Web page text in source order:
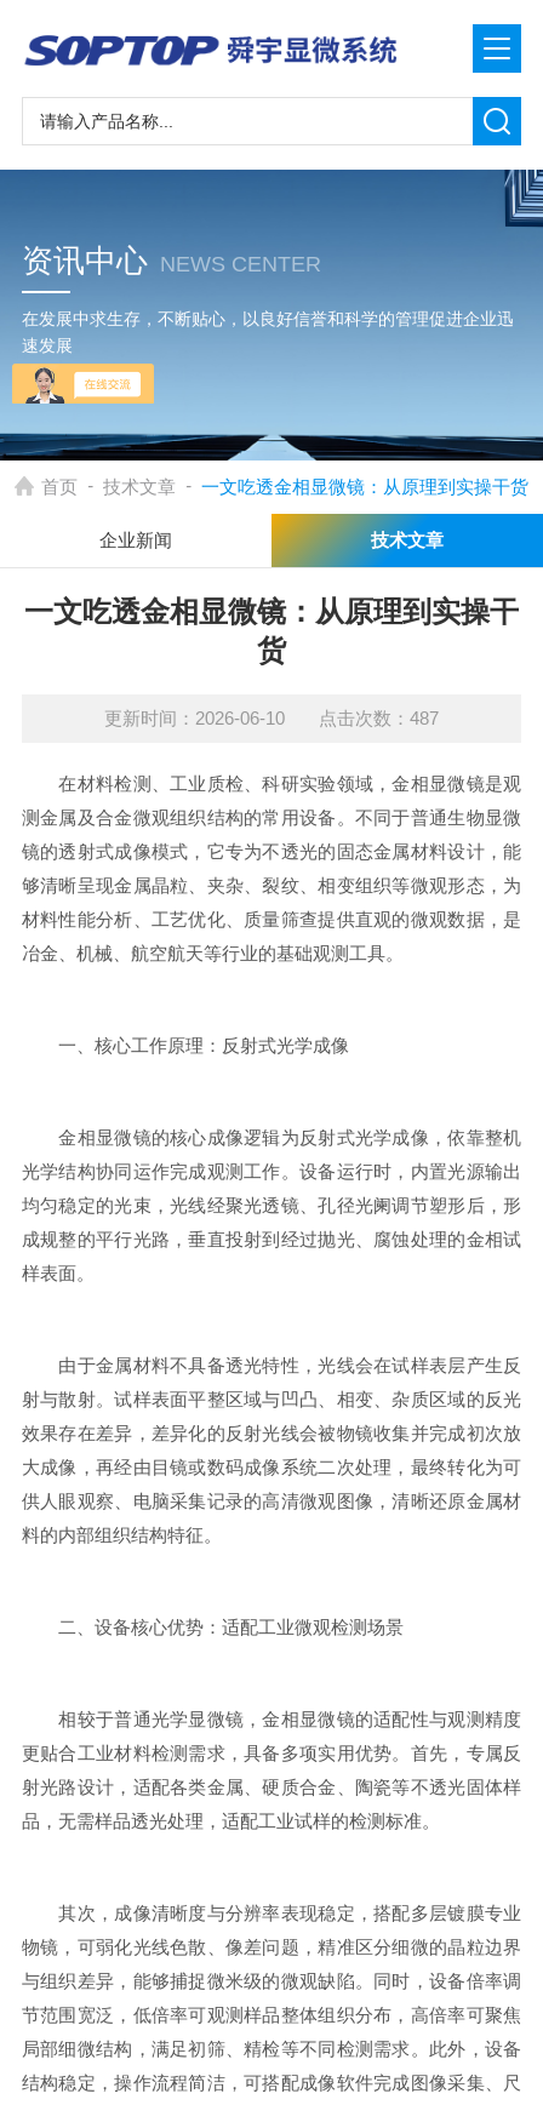
资讯中心 NEWS CENTER
在发展中求生存，不断贴心，以良好信誉和科学的管理促进企业迅
速发展
首页 - 技术文章 - 一文吃透金相显微镜：从原理到实操干货
企业新闻 技术文章
一文吃透金相显微镜：从原理到实操干
货
更新时间：2026-06-10 点击次数：487
在材料检测、工业质检、科研实验领域，金相显微镜是观
测金属及合金微观组织结构的常用设备。不同于普通生物显微
镜的透射式成像模式，它专为不透光的固态金属材料设计，能
够清晰呈现金属晶粒、夹杂、裂纹、相变组织等微观形态，为
材料性能分析、工艺优化、质量筛查提供直观的微观数据，是
冶金、机械、航空航天等行业的基础观测工具。
一、核心工作原理：反射式光学成像
金相显微镜的核心成像逻辑为反射式光学成像，依靠整机
光学结构协同运作完成观测工作。设备运行时，内置光源输出
均匀稳定的光束，光线经聚光透镜、孔径光阑调节塑形后，形
成规整的平行光路，垂直投射到经过抛光、腐蚀处理的金相试
样表面。
由于金属材料不具备透光特性，光线会在试样表层产生反
射与散射。试样表面平整区域与凹凸、相变、杂质区域的反光
效果存在差异，差异化的反射光线会被物镜收集并完成初次放
大成像，再经由目镜或数码成像系统二次处理，最终转化为可
供人眼观察、电脑采集记录的高清微观图像，清晰还原金属材
料的内部组织结构特征。
二、设备核心优势：适配工业微观检测场景
相较于普通光学显微镜，金相显微镜的适配性与观测精度
更贴合工业材料检测需求，具备多项实用优势。首先，专属反
射光路设计，适配各类金属、硬质合金、陶瓷等不透光固体样
品，无需样品透光处理，适配工业试样的检测标准。
其次，成像清晰度与分辨率表现稳定，搭配多层镀膜专业
物镜，可弱化光线色散、像差问题，精准区分细微的晶粒边界
与组织差异，能够捕捉微米级的微观缺陷。同时，设备倍率调
节范围宽泛，低倍率可观测样品整体组织分布，高倍率可聚焦
局部细微结构，满足初筛、精检等不同检测需求。此外，设备
结构稳定，操作流程简洁，可搭配成像软件完成图像采集、尺